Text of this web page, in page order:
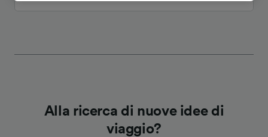
Alla ricerca di nuove idee di
viaggio?
Noi e i nostri partner trattiamo i dati per
fornire:
Utilizzare dati di geolocalizzazione precisi.